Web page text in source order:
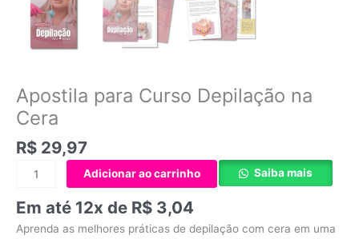
Apostila para Curso Depilação na
Cera
R$ 29,97
Adicionar ao carrinho Saiba mais
Em até 12x de R$ 3,04
Aprenda as melhores práticas de depilação com cera em uma